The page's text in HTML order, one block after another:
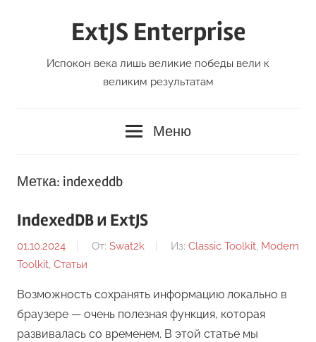
ExtJS Enterprise
Испокон века лишь великие победы вели к
великим результатам
Меню
Метка: indexeddb
IndexedDB и ExtJS
01.10.2024 От: Swat2k Из: Classic Toolkit, Modern
Toolkit, Статьи
Возможность сохранять информацию локально в
браузере — очень полезная функция, которая
развивалась со временем. В этой статье мы